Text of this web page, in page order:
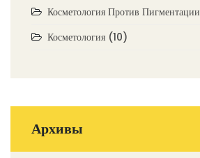
Косметология Против Пигментации
Косметология (10)
Архивы